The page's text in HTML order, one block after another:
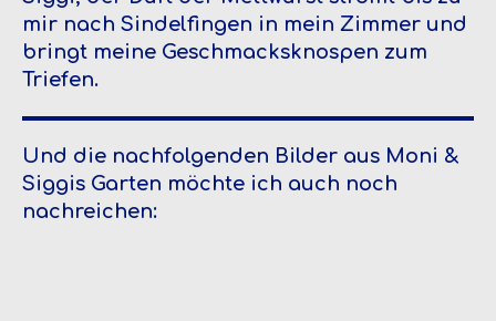
mir nach Sindelfingen in mein Zimmer und
bringt meine Geschmacksknospen zum
Triefen.
Und die nachfolgenden Bilder aus Moni &
Siggis Garten möchte ich auch noch
nachreichen: